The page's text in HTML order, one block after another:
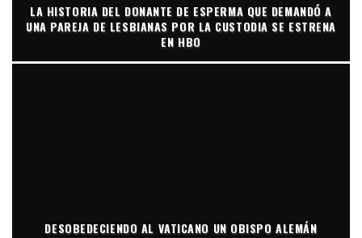
LA HISTORIA DEL DONANTE DE ESPERMA QUE DEMANDÓ A
UNA PAREJA DE LESBIANAS POR LA CUSTODIA SE ESTRENA
EN HBO
DESOBEDECIENDO AL VATICANO UN OBISPO ALEMÁN